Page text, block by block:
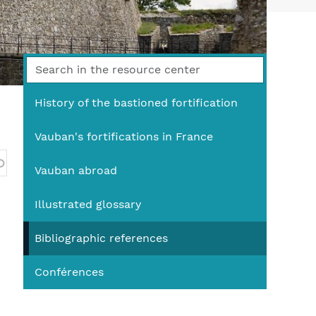
History of the bastioned fortification
Vauban's fortifications in France
Vauban abroad
Illustrated glossary
Bibliographic references
Conférences